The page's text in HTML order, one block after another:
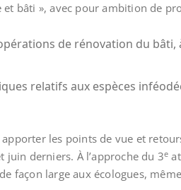
bâti », avec pour ambition de
de rénovation du
relatifs aux espèces
les points de vue et
derniers. À l’approche du 3e
façon large aux écologues,